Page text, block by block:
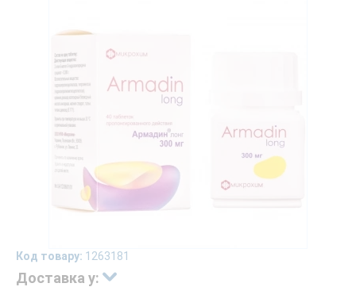
Код товару: 1263181
Доставка у: